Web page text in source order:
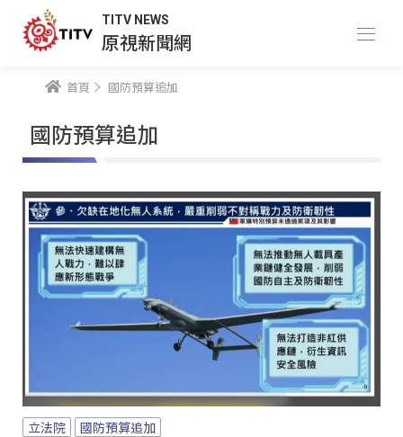
TITV NEWS
原視新聞網
首頁 國防預算追加
國防預算追加
立法院 國防預算追加